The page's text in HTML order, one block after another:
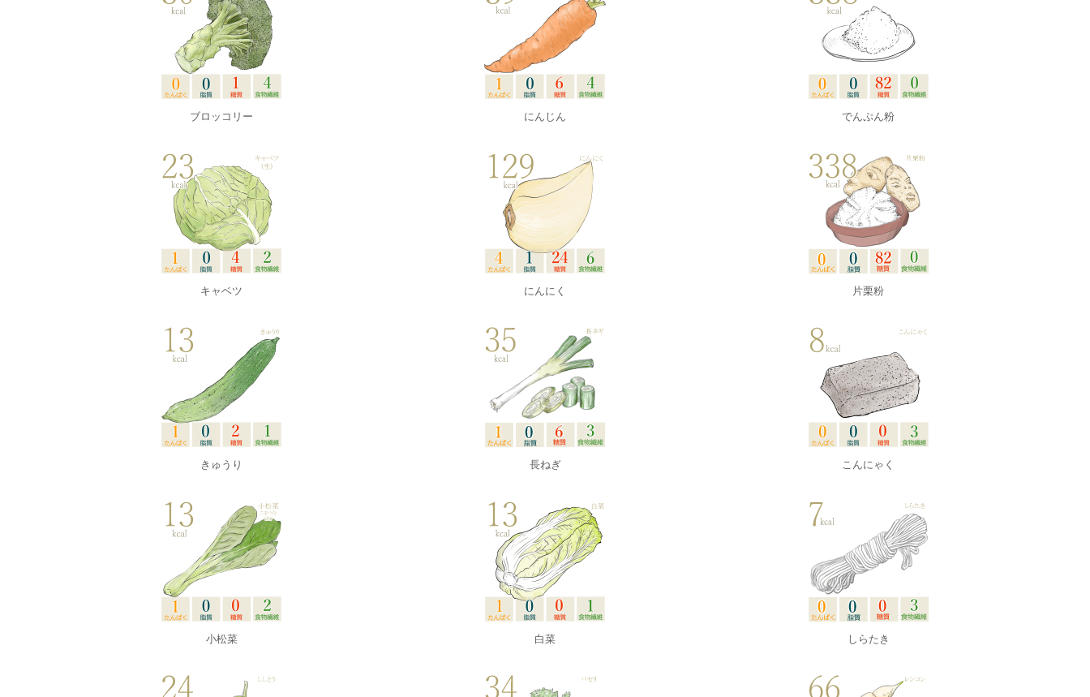
ブロッコリー
キャベツ
きゅうり
小松菜
にんじん
にんにく
長ねぎ
白菜
でんぷん粉
片栗粉
こんにゃく
しらたき